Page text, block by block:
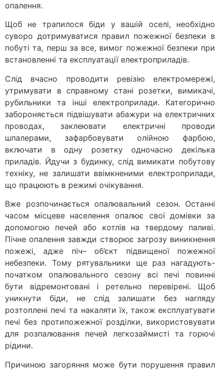
опалення.
Щоб не трапилося біди у вашій оселі, необхідно
суворо дотримуватися правил пожежної безпеки в
побуті та, перш за все, вимог пожежної безпеки при
встановленні та експлуатації електроприладів.
Слід вчасно проводити ревізію електромережі,
утримувати в справному стані розетки, вимикачі,
рубильники та інші електроприлади. Категорично
забороняється підвішувати абажури на електричних
проводах, заклеювати електричні проводи
шпалерами, зафарбовувати олійною фарбою,
включати в одну розетку одночасно декілька
приладів. Йдучи з будинку, слід вимикати побутову
техніку, не залишати ввімкненими електроприлади,
що працюють в режимі очікування.
Вже розпочинається опалювальний сезон. Останні
часом місцеве населення опалює свої домівки за
допомогою печей або котлів на твердому паливі.
Пічне опалення завжди створює загрозу виникнення
пожежі, адже піч– об’єкт підвищеної пожежної
небезпеки. Тому рятувальники ще раз нагадують-
початком опалювального сезону всі печі повинні
бути відремонтовані і ретельно перевірені. Щоб
уникнути біди, не слід залишати без нагляду
розтоплені печі та накаляти їх, також експлуатувати
печі без протипожежної розділки, використовувати
для розпалювання печей легкозаймисті та горючі
рідини.
Причиною загоряння може бути порушення правил